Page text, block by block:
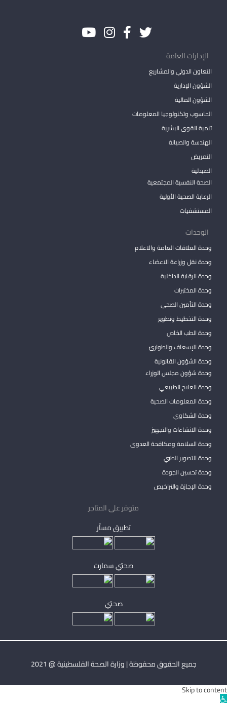
الإدارات العامة
التعاون الدولي والمشاريع
الشؤون الإدارية
الشؤون المالية
الحاسوب وتكنولوجيا المعلومات
تنمية القوى البشرية
الهندسة والصيانة
التمريض
الصيدلية
الصحة النفسية المجتمعية
الرعاية الصحية الأولية
المستشفيات
الوحدات
وحدة العلاقات العامة والاعلام
وحدة نقل وزراعة الاعضاء
وحدة الرقابة الداخلية
وحدة المختبرات
وحدة التأمين الصحي
وحدة التخطيط وتطوير
وحدة الطب الخاص
وحدة الإسعاف والطوارئ
وحدة الشؤون القانونية
وحدة شؤون مجلس الوزراء
وحدة العلاج الطبيعي
وحدة المعلومات الصحية
وحدة الشكاوي
وحدة الانشاءات والتجهيز
وحدة السلامة ومكافحة العدوى
وحدة التصوير الطبي
وحدة تحسين الجودة
وحدة الإجازة والتراخيص
متوفر على المتاجر
تطبيق مساْر
صحتي سمارت
صحتي
جميع الحقوق محفوظة | وزارة الصحة الفلسطينية @ 2021
Skip to content
Open